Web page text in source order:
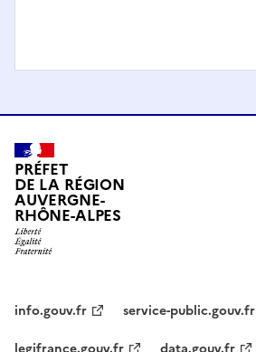
PRÉFET
DE LA RÉGION
AUVERGNE-
RHÔNE-ALPES
info.gouv.fr
service-public.gouv.fr